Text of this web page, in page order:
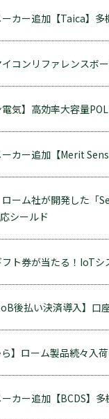
カー追加【Taica】多
コンリファレンスボ
電気】高効率大容量
カー追加【Merit
ローム社が開発した
シールド
ト券が当たる！IoTシ
後払い決済導入】
ら】ローム製品続々入
カー追加【BCDS】